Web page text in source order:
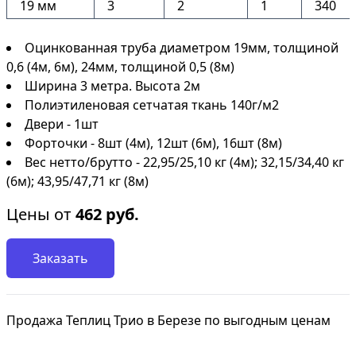
19 мм
3 2 1 340
Оцинкованная труба диаметром 19мм, толщиной
0,6 (4м, 6м), 24мм, толщиной 0,5 (8м)
Ширина 3 метра. Высота 2м
Полиэтиленовая сетчатая ткань 140г/м2
Двери - 1шт
Форточки - 8шт (4м), 12шт (6м), 16шт (8м)
Вес нетто/брутто - 22,95/25,10 кг (4м); 32,15/34,40 кг
(6м); 43,95/47,71 кг (8м)
Цены от462 руб.
Заказать
Продажа Теплиц Трио в Березе по выгодным ценам